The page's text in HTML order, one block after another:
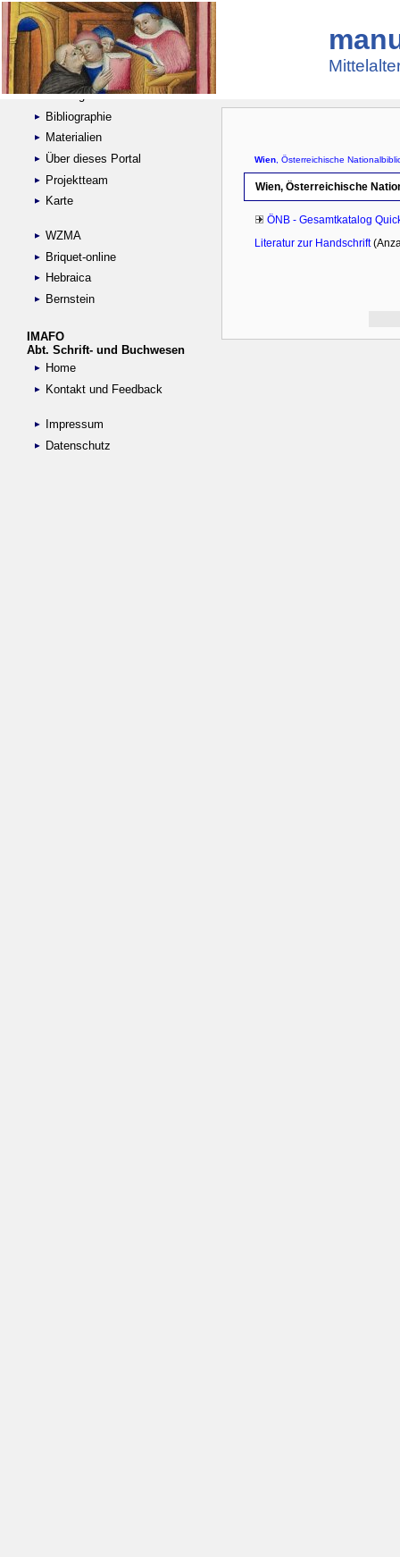
Suche
Handschriftensammlungen
Digitalisierte Handschriften
Kataloge
Bibliographie
Materialien
Über dieses Portal
Projektteam
Karte
WZMA
Briquet-online
Hebraica
Bernstein
IMAFO
Abt. Schrift- und Buchwesen
Home
Kontakt und Feedback
Impressum
Datenschutz